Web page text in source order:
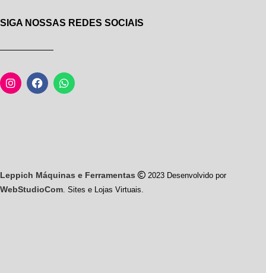
SIGA NOSSAS REDES SOCIAIS
Leppich Máquinas e Ferramentas 2023 Desenvolvido por
WebStudioCom. Sites e Lojas Virtuais.